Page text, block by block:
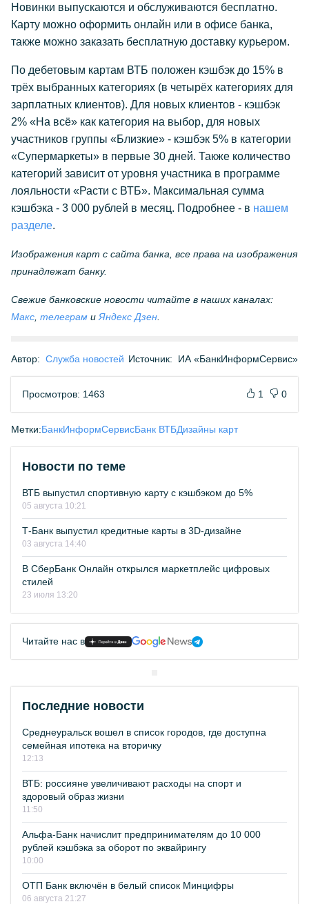
Новинки выпускаются и обслуживаются бесплатно.
Карту можно оформить онлайн или в офисе банка,
также можно заказать бесплатную доставку курьером.
По дебетовым картам ВТБ положен кэшбэк до 15% в
трёх выбранных категориях (в четырёх категориях для
зарплатных клиентов). Для новых клиентов - кэшбэк
2% «На всё» как категория на выбор, для новых
участников группы «Близкие» - кэшбэк 5% в категории
«Супермаркеты» в первые 30 дней. Также количество
категорий зависит от уровня участника в программе
лояльности «Расти с ВТБ». Максимальная сумма
кэшбэка - 3 000 рублей в месяц. Подробнее - в нашем
разделе.
Изображения карт с сайта банка, все права на изображения
принадлежат банку.
Свежие банковские новости читайте в наших каналах:
Макс телеграм и Яндекс Дзен
Автор: Служба новостей Источник: ИА «БанкИнформСервис»
Просмотров: 1463 1 0
Метки:БанкИнформСервисБанк ВТБДизайны карт
Новости по теме
ВТБ выпустил спортивную карту с кэшбэком до 5%
05 августа 10:21
Т-Банк выпустил кредитные карты в 3D-дизайне
03 августа 14:40
В СберБанк Онлайн открылся маркетплейс цифровых
стилей
23 июля 13:20
Читайте нас в
Последние новости
Среднеуральск вошел в список городов, где доступна
семейная ипотека на вторичку
12:13
ВТБ: россияне увеличивают расходы на спорт и
здоровый образ жизни
11:50
Альфа-Банк начислит предпринимателям до 10 000
рублей кэшбэка за оборот по эквайрингу
10:00
ОТП Банк включён в белый список Минцифры
06 августа 21:27